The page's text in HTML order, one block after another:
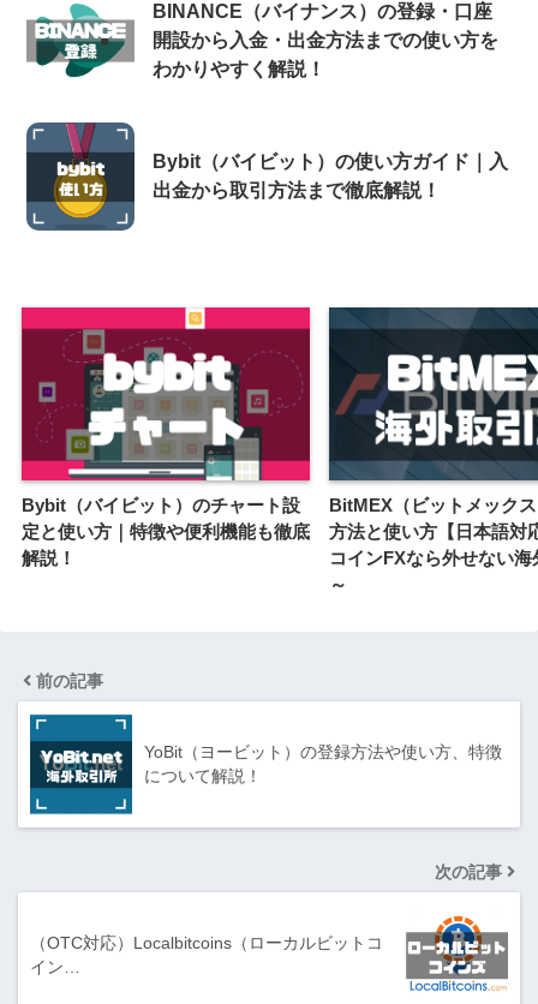
BINANCE（バイナンス）の登録・口座
開設から入金・出金方法までの使い方を
わかりやすく解説！
Bybit（バイビット）の使い方ガイド｜入
出金から取引方法まで徹底解説！
Bybit（バイビット）のチャート設
定と使い方｜特徴や便利機能も徹底
解説！
BitMEX（ビットメック
方法と使い方【日本語対
コインFXなら外せない海
～
前の記事
YoBit（ヨービット）の登録方法や使い方、特徴
について解説！
次の記事
（OTC対応）Localbitcoins（ローカルビットコ
イン…